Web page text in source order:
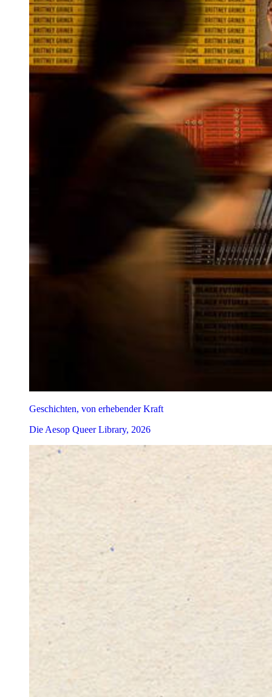
Geschichten, von erhebender Kraft
Die Aesop Queer Library, 2026